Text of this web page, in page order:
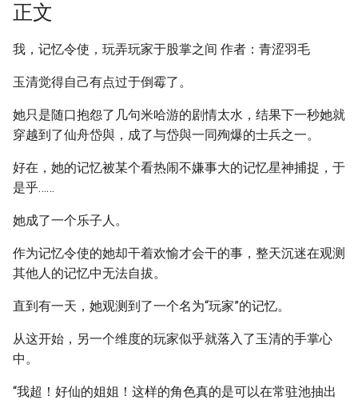
正文
我，记忆令使，玩弄玩家于股掌之间 作者：青涩羽毛
玉清觉得自己有点过于倒霉了。
她只是随口抱怨了几句米哈游的剧情太水，结果下一秒她就
穿越到了仙舟岱與，成了与岱與一同殉爆的士兵之一。
好在，她的记忆被某个看热闹不嫌事大的记忆星神捕捉，于
是乎……
她成了一个乐子人。
作为记忆令使的她却干着欢愉才会干的事，整天沉迷在观测
其他人的记忆中无法自拔。
直到有一天，她观测到了一个名为“玩家”的记忆。
从这开始，另一个维度的玩家似乎就落入了玉清的手掌心
中。
“我超！好仙的姐姐！这样的角色真的是可以在常驻池抽出